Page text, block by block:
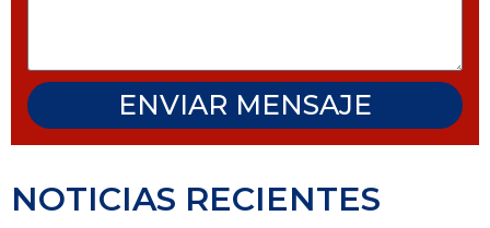
ENVIAR MENSAJE
NOTICIAS RECIENTES